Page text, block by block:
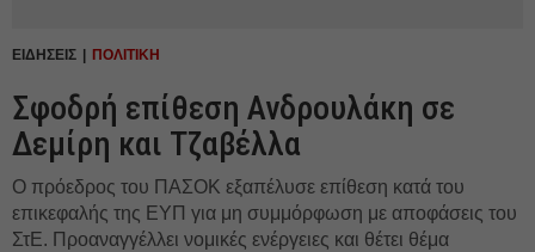
ΕΙΔΗΣΕΙΣ ΠΟΛΙΤΙΚΗ
Σφοδρή επίθεση Ανδρουλάκη σε
Δεμίρη και Τζαβέλλα
Ο πρόεδρος του ΠΑΣΟΚ εξαπέλυσε επίθεση κατά του
επικεφαλής της ΕΥΠ για μη συμμόρφωση με αποφάσεις του
ΣτΕ. Προαναγγέλλει νομικές ενέργειες και θέτει θέμα